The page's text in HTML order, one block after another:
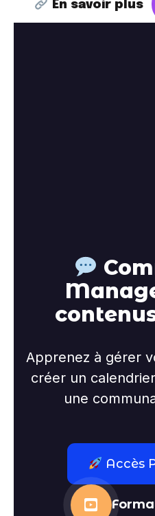
En savoir plus
Apprenez à gérer
créer un
une
Accès